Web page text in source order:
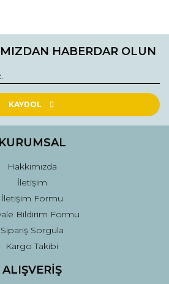
noktaları öneri formunu
teşekkür ederiz.
bozuk veya görüntülenemiyor.
eksik bilgiler bulunuyor.
daha pahalı.
Gönder
HABERDAR OLUN
KAYDOL
KURUMSAL
Hakkımızda
İletişim
İletişim Formu
Bildirim Formu
Sipariş Sorgula
Kargo Takibi
ALIŞVERİŞ